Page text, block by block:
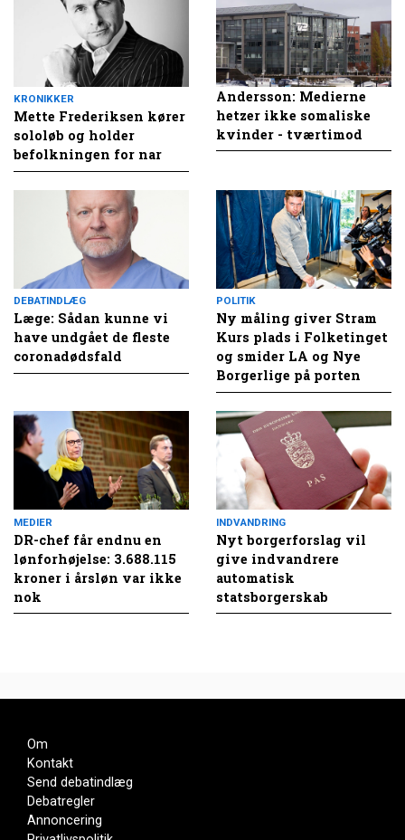
KRONIKKER
Mette Frederiksen kører
sololøb og holder
befolkningen for nar
Andersson: Medierne
hetzer ikke somaliske
kvinder - tværtimod
DEBATINDLÆG
Læge: Sådan kunne vi
have undgået de fleste
coronadødsfald
POLITIK
Ny måling giver Stram
Kurs plads i Folketinget
og smider LA og Nye
Borgerlige på porten
MEDIER
DR-chef får endnu en
lønforhøjelse: 3.688.115
kroner i årsløn var ikke
nok
INDVANDRING
Nyt borgerforslag vil
give indvandrere
automatisk
statsborgerskab
Om
Kontakt
Send debatindlæg
Debatregler
Annoncering